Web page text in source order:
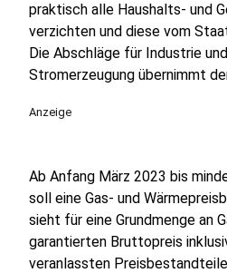
praktisch alle Haushalts- und
verzichten und diese vom
Die Abschläge für Industrie
Stromerzeugung übernimmt
Anzeige
Ab Anfang März 2023 bis
soll eine Gas- und
sieht für eine Grundmenge an
garantierten Bruttopreis
veranlassten